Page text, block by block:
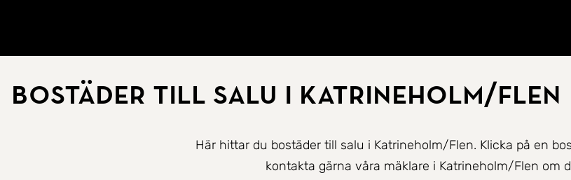
Bostäder till salu i Katrineholm/Flen
Här hittar du bostäder till salu i Katrineholm/Flen. Klicka på en
kontakta gärna våra mäklare i Katrineholm/Flen om